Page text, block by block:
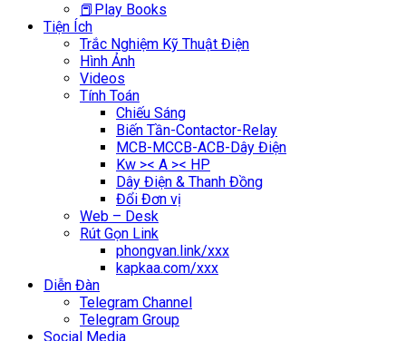
📕Play Books
Tiện Ích
Trắc Nghiệm Kỹ Thuật Điện
Hình Ảnh
Videos
Tính Toán
Chiếu Sáng
Biến Tần-Contactor-Relay
MCB-MCCB-ACB-Dây Điện
Kw >< A >< HP
Dây Điện & Thanh Đồng
Đổi Đơn vị
Web – Desk
Rút Gọn Link
phongvan.link/xxx
kapkaa.com/xxx
Diễn Đàn
Telegram Channel
Telegram Group
Social Media